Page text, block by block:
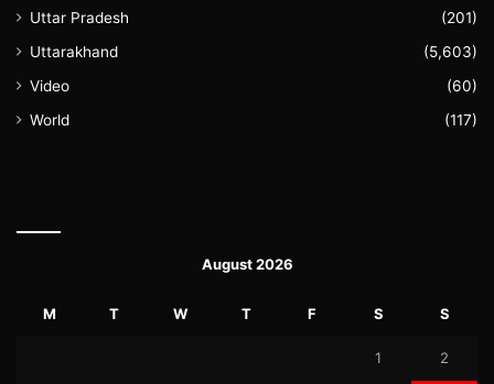
Uttar Pradesh
(201)
Uttarakhand
(5,603)
Video
(60)
World
(117)
August 2026
M T W T F S S
1 2